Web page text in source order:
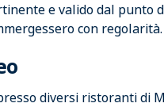
e valido dal punto
con regolarità.
diversi ristoranti di